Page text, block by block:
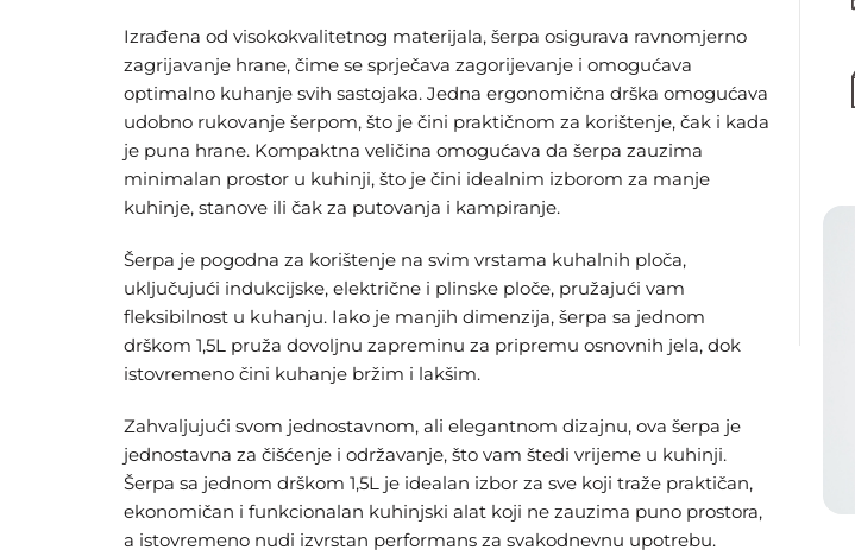
Izrađena od visokokvalitetnog materijala, šerpa osigurava ravnomjerno
zagrijavanje hrane, čime se sprječava zagorijevanje i omogućava
optimalno kuhanje svih sastojaka. Jedna ergonomična drška omogućava
udobno rukovanje šerpom, što je čini praktičnom za korištenje, čak i kada
je puna hrane. Kompaktna veličina omogućava da šerpa zauzima
minimalan prostor u kuhinji, što je čini idealnim izborom za manje
kuhinje, stanove ili čak za putovanja i kampiranje.
Šerpa je pogodna za korištenje na svim vrstama kuhalnih ploča,
uključujući indukcijske, električne i plinske ploče, pružajući vam
fleksibilnost u kuhanju. Iako je manjih dimenzija, šerpa sa jednom
drškom 1,5L pruža dovoljnu zapreminu za pripremu osnovnih jela, dok
istovremeno čini kuhanje bržim i lakšim.
Zahvaljujući svom jednostavnom, ali elegantnom dizajnu, ova šerpa je
jednostavna za čišćenje i održavanje, što vam štedi vrijeme u kuhinji.
Šerpa sa jednom drškom 1,5L je idealan izbor za sve koji traže praktičan,
ekonomičan i funkcionalan kuhinjski alat koji ne zauzima puno prostora,
a istovremeno nudi izvrstan performans za svakodnevnu upotrebu.